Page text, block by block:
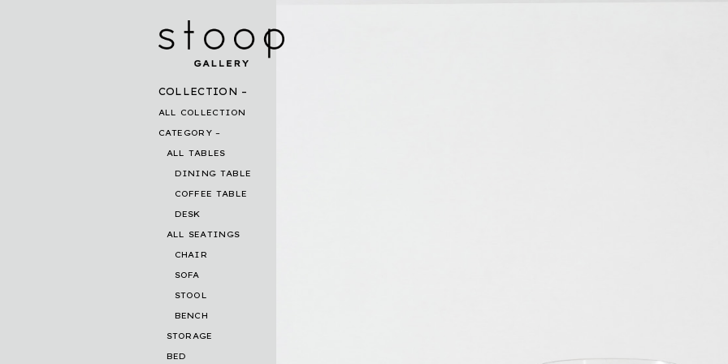
COLLECTION
ALL COLLECTION
CATEGORY
ALL TABLES
DINING TABLE
COFFEE TABLE
DESK
ALL SEATINGS
CHAIR
SOFA
STOOL
BENCH
STORAGE
BED